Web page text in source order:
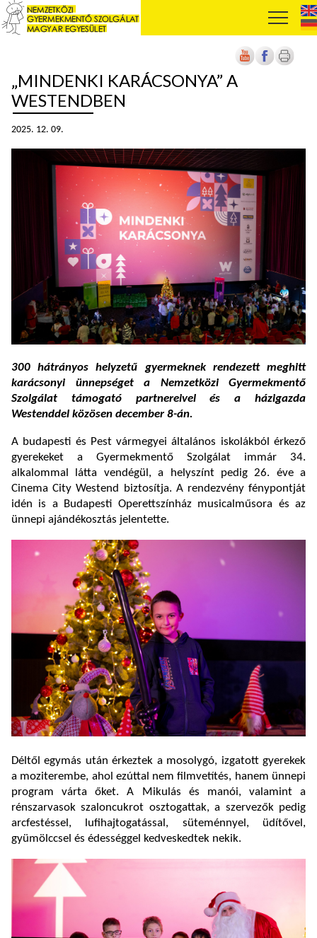
„MINDENKI KARÁCSONYA” A
WESTENDBEN
2025. 12. 09.
300 hátrányos helyzetű gyermeknek rendezett meghitt
karácsonyi ünnepséget a Nemzetközi Gyermekmentő
Szolgálat támogató partnereivel és a házigazda
Westenddel közösen december 8-án.
A budapesti és Pest vármegyei általános iskolákból érkező
gyerekeket a Gyermekmentő Szolgálat immár 34.
alkalommal látta vendégül, a helyszínt pedig 26. éve a
Cinema City Westend biztosítja. A rendezvény fénypontját
idén is a Budapesti Operettszínház musicalműsora és az
ünnepi ajándékosztás jelentette.
Déltől egymás után érkeztek a mosolygó, izgatott gyerekek
a moziterembe, ahol ezúttal nem filmvetítés, hanem ünnepi
program várta őket. A Mikulás és manói, valamint a
rénszarvasok szaloncukrot osztogattak, a szervezők pedig
arcfestéssel, lufihajtogatással, süteménnyel, üdítővel,
gyümölccsel és édességgel kedveskedtek nekik.